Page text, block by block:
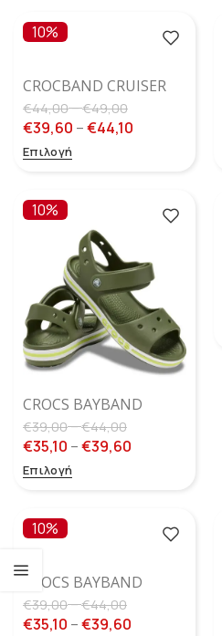
10%
CROCBAND CRUISER
SANDAL SUMMIT
WHITE/GUAVA GLOW
(ΛΆΜΠΕΙ ΣΤΟ
ΣΚΟΤΆΔΙ)
€44,00–€49,00
€39,60 –€44,10
Επιλογή
10%
CROCS BAYBAND
SANDAL ARMY GREEN
€39,00–€44,00
€35,10 –€39,60
Επιλογή
10%
CROCS BAYBAND
SANDAL KIDS
NAVY/PEPPER
€39,00–€44,00
€35,10 –€39,60